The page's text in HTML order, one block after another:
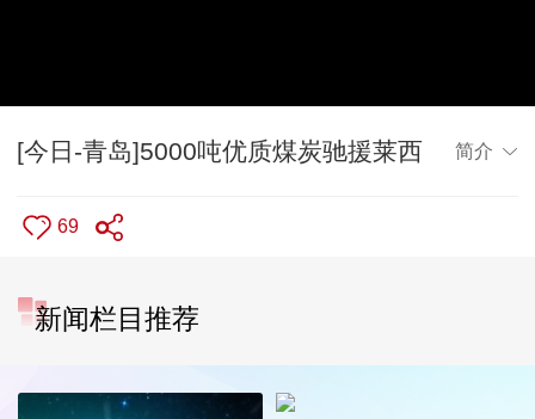
[今日-青岛]5000吨优质煤炭驰援莱西 简介
69
新闻栏目推荐